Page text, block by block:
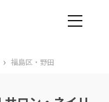
› 福島区・野田